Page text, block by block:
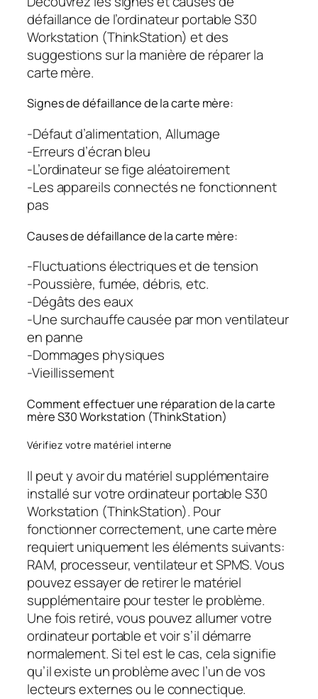
défaillance de l’ordinateur portable S30
Workstation (ThinkStation) et des
suggestions sur la manière de réparer la
carte mère.
Signes de défaillance de la carte mère:
-Défaut d’alimentation, Allumage
-Erreurs d’écran bleu
-L’ordinateur se fige aléatoirement
-Les appareils connectés ne fonctionnent
pas
Causes de défaillance de la carte mère:
-Fluctuations électriques et de tension
-Poussière, fumée, débris, etc.
-Dégâts des eaux
-Une surchauffe causée par mon ventilateur
en panne
-Dommages physiques
-Vieillissement
Comment effectuer une réparation de la carte
mère S30 Workstation (ThinkStation)
Vérifiez votre matériel interne
Il peut y avoir du matériel supplémentaire
installé sur votre ordinateur portable S30
Workstation (ThinkStation). Pour
fonctionner correctement, une carte mère
requiert uniquement les éléments suivants:
RAM, processeur, ventilateur et SPMS. Vous
pouvez essayer de retirer le matériel
supplémentaire pour tester le problème.
Une fois retiré, vous pouvez allumer votre
ordinateur portable et voir s’il démarre
normalement. Si tel est le cas, cela signifie
qu’il existe un problème avec l’un de vos
lecteurs externes ou le connectique.